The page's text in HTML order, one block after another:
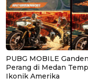
PUBG MOBILE
Perang di Medan
Ikonik Amerika